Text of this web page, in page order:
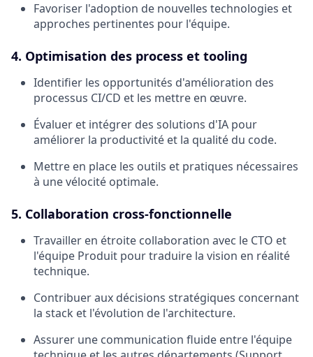
Favoriser l'adoption de nouvelles technologies et
approches pertinentes pour l'équipe.
4. Optimisation des process et tooling
Identifier les opportunités d'amélioration des
processus CI/CD et les mettre en œuvre.
Évaluer et intégrer des solutions d'IA pour
améliorer la productivité et la qualité du code.
Mettre en place les outils et pratiques nécessaires
à une vélocité optimale.
5. Collaboration cross-fonctionnelle
Travailler en étroite collaboration avec le CTO et
l'équipe Produit pour traduire la vision en réalité
technique.
Contribuer aux décisions stratégiques concernant
la stack et l'évolution de l'architecture.
Assurer une communication fluide entre l'équipe